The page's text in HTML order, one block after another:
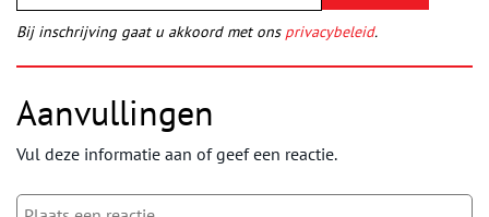
Bij inschrijving gaat u akkoord met ons privacybeleid.
Aanvullingen
Vul deze informatie aan of geef een reactie.